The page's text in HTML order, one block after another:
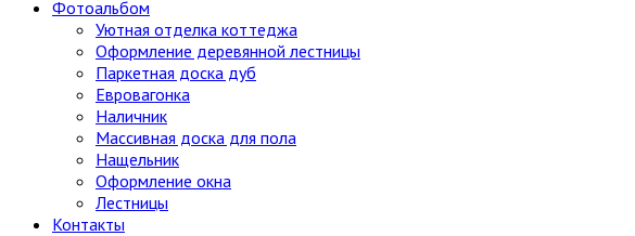
Фотоальбом
Уютная отделка коттеджа
Оформление деревянной лестницы
Паркетная доска дуб
Евровагонка
Наличник
Массивная доска для пола
Нащельник
Оформление окна
Лестницы
Контакты